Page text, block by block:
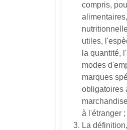
compris,
utiles,
la quantité,
modes
marques
obligatoires
à l'étranger ;
La